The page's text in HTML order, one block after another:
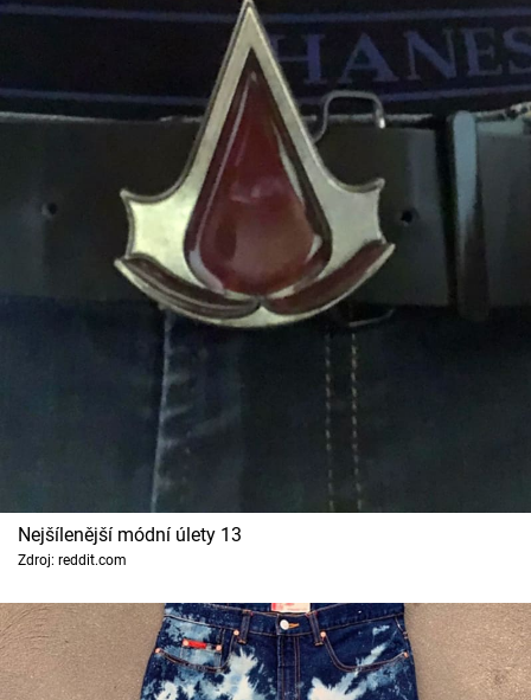
Nejšílenější módní úlety 13
Zdroj: reddit.com